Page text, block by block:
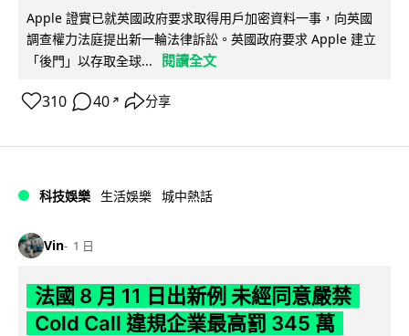
Apple 證實已就英國政府要求取得用戶加密資料一事，向英國
調查權力法庭提出新一輪法律訴訟。英國政府要求 Apple 建立
「後門」以存取全球...
閱讀全文
310 40 ↗ 分享
科技娛樂 生活娛樂 城中熱話
Vin 1 日
法國 8 月 11 日出新例 未經同意嚴禁
Cold Call 違規企業最高罰 345 萬